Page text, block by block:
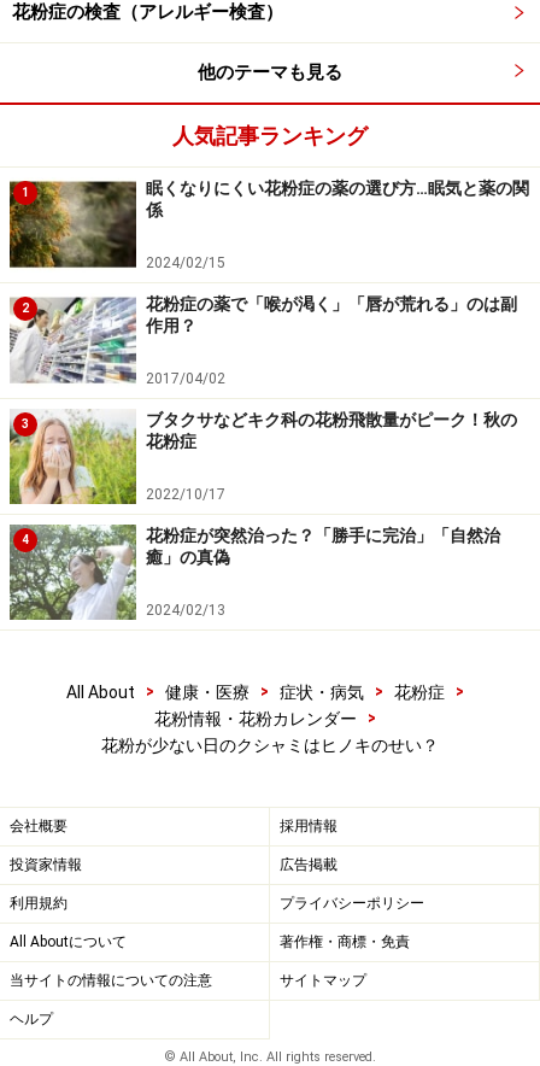
花粉症の検査（アレルギー検査）
他のテーマも見る
人気記事ランキング
1
眠くなりにくい花粉症の薬の選び方…眠気と薬の関
係
2024/02/15
2
花粉症の薬で「喉が渇く」「唇が荒れる」のは副
作用？
2017/04/02
3
ブタクサなどキク科の花粉飛散量がピーク！秋の
花粉症
2022/10/17
4
花粉症が突然治った？「勝手に完治」「自然治
癒」の真偽
2024/02/13
All About > 健康・医療 > 症状・病気 > 花粉症
>
花粉情報・花粉カレンダー
>
花粉が少ない日のクシャミはヒノキのせい？
会社概要 採用情報
投資家情報 広告掲載
利用規約 プライバシーポリシー
All Aboutについて 著作権・商標・免責
当サイトの情報についての注意 サイトマップ
ヘルプ
© All About, Inc. All rights reserved.